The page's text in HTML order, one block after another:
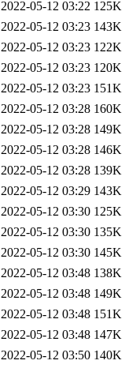
2022-05-12 03:22 125K
2022-05-12 03:23 143K
2022-05-12 03:23 122K
2022-05-12 03:23 120K
2022-05-12 03:23 151K
2022-05-12 03:28 160K
2022-05-12 03:28 149K
2022-05-12 03:28 146K
2022-05-12 03:28 139K
2022-05-12 03:29 143K
2022-05-12 03:30 125K
2022-05-12 03:30 135K
2022-05-12 03:30 145K
2022-05-12 03:48 138K
2022-05-12 03:48 149K
2022-05-12 03:48 151K
2022-05-12 03:48 147K
2022-05-12 03:50 140K